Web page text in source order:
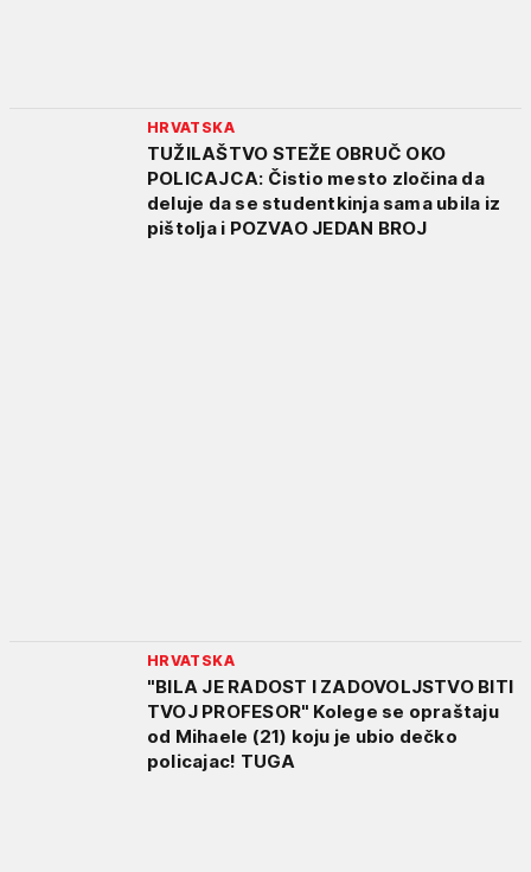
HRVATSKA
TUŽILAŠTVO STEŽE OBRUČ OKO
POLICAJCA: Čistio mesto zločina da
deluje da se studentkinja sama ubila iz
pištolja i POZVAO JEDAN BROJ
HRVATSKA
"BILA JE RADOST I ZADOVOLJSTVO BITI
TVOJ PROFESOR" Kolege se opraštaju
od Mihaele (21) koju je ubio dečko
policajac! TUGA